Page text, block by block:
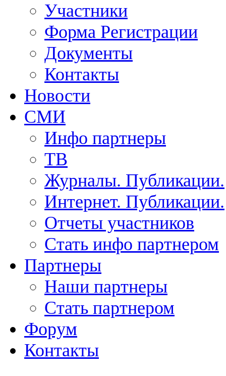
Участники
Форма Регистрации
Документы
Контакты
Новости
СМИ
Инфо партнеры
ТВ
Журналы. Публикации.
Интернет. Публикации.
Отчеты участников
Стать инфо партнером
Партнеры
Наши партнеры
Стать партнером
Форум
Контакты